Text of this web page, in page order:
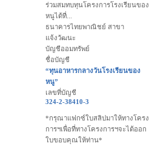
ร่วมสมทบทุนโครงการโรงเรียนของ
หนูได้ที่...
ธนาคารไทยพาณิชย์ สาขา
แจ้งวัฒนะ
บัญชีออมทรัพย์
ชื่อบัญชี
“ทุนอาหารกลางวันโรงเรียนของ
หนู”
เลขที่บัญชี
324-2-38410-3
*กรุณาแฟกซ์ใบสลิปมาให้ทางโครง
การฯเพื่อที่ทางโครงการฯจะได้ออก
ใบขอบคุณให้ท่าน*